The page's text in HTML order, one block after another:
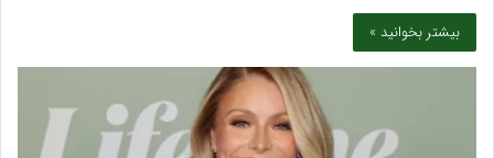
بیشتر بخوانید »